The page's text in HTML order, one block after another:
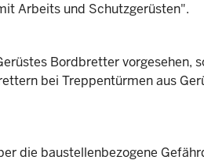
Arbeits und Schutzgerüsten".
Bordbretter vorgesehen,
bei Treppentürmen aus
die baustellenbezogene